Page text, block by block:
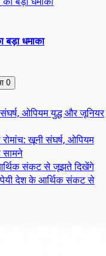
बड़ा धमाका
0
खूनी संघर्ष, ओपियम
सामने
देश के आर्थिक संकट से